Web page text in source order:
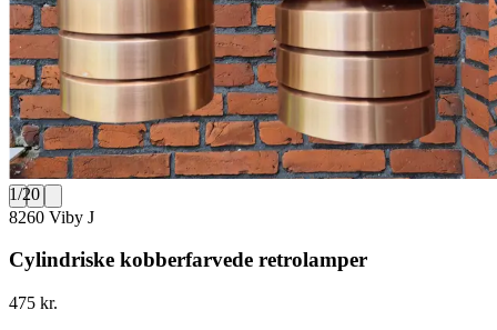
1/20
8260 Viby J
Cylindriske kobberfarvede retrolamper
475 kr.